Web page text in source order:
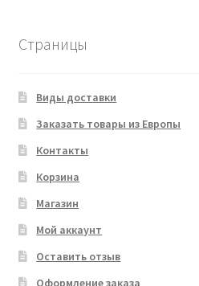
Страницы
Виды доставки
Заказать товары из Европы
Контакты
Корзина
Магазин
Мой аккаунт
Оставить отзыв
Оформление заказа